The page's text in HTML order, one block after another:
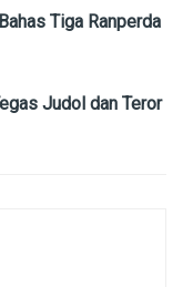
Tiga Ranperda
Judol dan Teror